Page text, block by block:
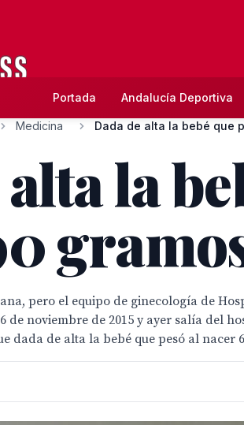
Portada Andalucía Deportiva
Medicina Dada de alta la bebé que
la
pero el equipo de ginecología de
de noviembre de 2015 y ayer salía del
dada de alta la bebé que pesó al